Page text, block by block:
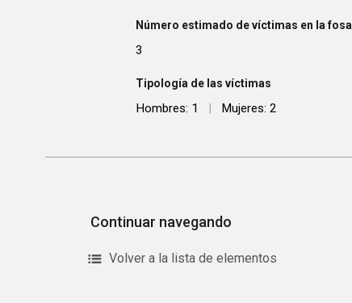
Número estimado de víctimas en la fosa
3
Tipología de las víctimas
Hombres: 1 | Mujeres: 2
Continuar navegando
Volver a la lista de elementos